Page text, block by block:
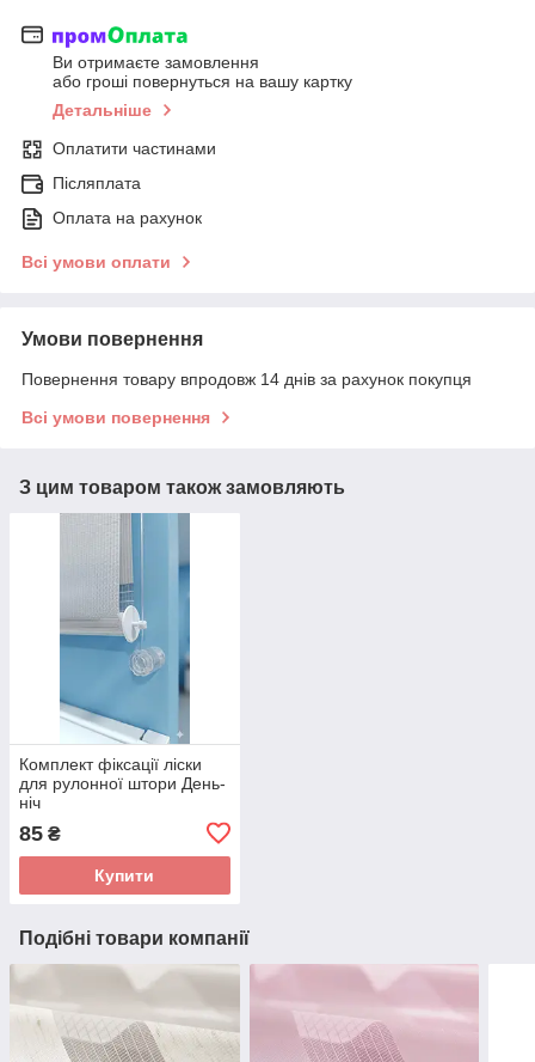
Ви отримаєте замовлення
або гроші повернуться на вашу картку
Детальніше
Оплатити частинами
Післяплата
Оплата на рахунок
Всі умови оплати
Умови повернення
Повернення товару впродовж 14 днів за рахунок покупця
Всі умови повернення
З цим товаром також замовляють
Комплект фіксації ліски
для рулонної штори День-
ніч
85 ₴
Купити
Подібні товари компанії